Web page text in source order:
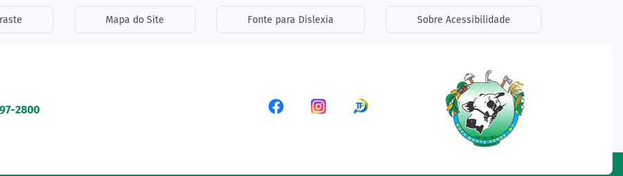
de acessibilidade
Mapa do Site Fonte para Dislexia Sobre Acessibilidade
2800 Acessar a Rede Social Facebook
Acessar a Rede Social Instagram
Acessar a Rede Social Radar